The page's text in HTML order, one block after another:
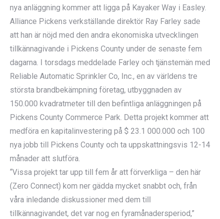
nya anläggning kommer att ligga på Kayaker Way i Easley.
Alliance Pickens verkställande direktör Ray Farley sade
att han är nöjd med den andra ekonomiska utvecklingen
tillkännagivande i Pickens County under de senaste fem
dagarna. I torsdags meddelade Farley och tjänstemän med
Reliable Automatic Sprinkler Co, Inc., en av världens tre
största brandbekämpning företag, utbyggnaden av
150.000 kvadratmeter till den befintliga anläggningen på
Pickens County Commerce Park. Detta projekt kommer att
medföra en kapitalinvestering på $ 23.1 000.000 och 100
nya jobb till Pickens County och ta uppskattningsvis 12-14
månader att slutföra.
“Vissa projekt tar upp till fem år att förverkliga – den här
(Zero Connect) kom ner gädda mycket snabbt och, från
våra inledande diskussioner med dem till
tillkännagivandet, det var nog en fyramånadersperiod,”